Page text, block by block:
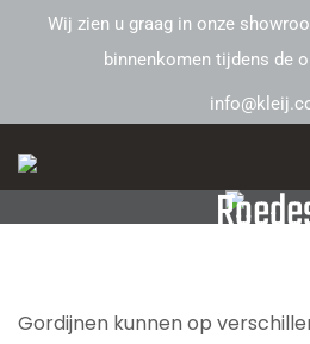
Wij zien u graag in onze
binnenkomen tijdens de
Gordijnen kunnen op